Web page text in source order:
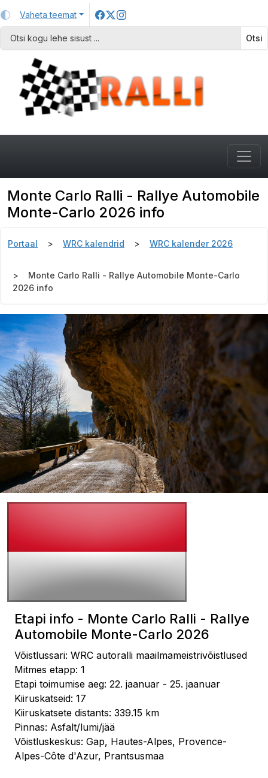
Vaheta teemat
Otsi
Monte Carlo Ralli - Rallye Automobile
Monte-Carlo 2026 info
Portaal WRC kalendrid WRC kalender 2026
Monte Carlo Ralli - Rallye Automobile Monte-Carlo
2026 info
Etapi info - Monte Carlo Ralli - Rallye
Automobile Monte-Carlo 2026
Võistlussari: WRC autoralli maailmameistrivõistlused
Mitmes etapp: 1
Etapi toimumise aeg: 22. jaanuar - 25. jaanuar
Kiiruskatseid: 17
Kiiruskatsete distants: 339.15 km
Pinnas: Asfalt/lumi/jää
Võistluskeskus: Gap, Hautes-Alpes, Provence-
Alpes-Côte d'Azur, Prantsusmaa